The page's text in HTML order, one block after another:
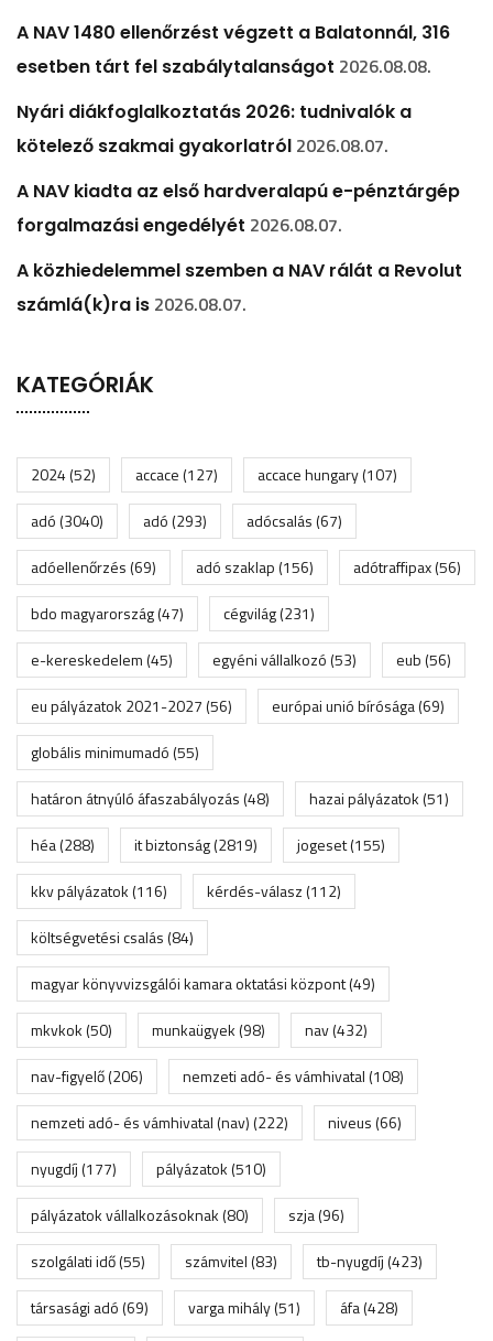
A NAV 1480 ellenőrzést végzett a Balatonnál, 316
esetben tárt fel szabálytalanságot 2026.08.08.
Nyári diákfoglalkoztatás 2026: tudnivalók a
kötelező szakmai gyakorlatról 2026.08.07.
A NAV kiadta az első hardveralapú e-pénztárgép
forgalmazási engedélyét 2026.08.07.
A közhiedelemmel szemben a NAV rálát a Revolut
számlá(k)ra is 2026.08.07.
KATEGÓRIÁK
2024(52) accace(127) accace hungary(107)
adó(3040) adó(293) adócsalás(67)
adóellenőrzés(69) adó szaklap(156) adótraffipax(56)
bdo magyarország(47) cégvilág(231)
e-kereskedelem(45) egyéni vállalkozó(53) eub(56)
eu pályázatok 2021-2027(56) európai unió bírósága(69)
globális minimumadó(55)
határon átnyúló áfaszabályozás(48) hazai pályázatok(51)
héa(288) it biztonság(2819) jogeset(155)
kkv pályázatok(116) kérdés-válasz(112)
költségvetési csalás(84)
magyar könyvvizsgálói kamara oktatási központ(49)
mkvkok(50) munkaügyek(98) nav(432)
nav-figyelő(206) nemzeti adó- és vámhivatal(108)
nemzeti adó- és vámhivatal (nav)(222) niveus(66)
nyugdíj(177) pályázatok(510)
pályázatok vállalkozásoknak(80) szja(96)
szolgálati idő(55) számvitel(83) tb-nyugdíj(423)
társasági adó(69) varga mihály(51) áfa(428)